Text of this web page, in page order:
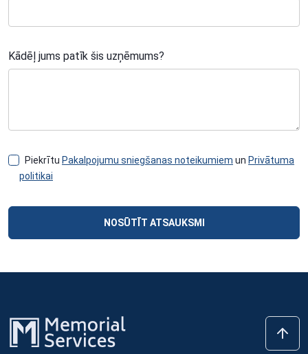
Kādēļ jums patīk šis uzņēmums?
Piekrītu Pakalpojumu sniegšanas noteikumiem un Privātuma
politikai
NOSŪTĪT ATSAUKSMI